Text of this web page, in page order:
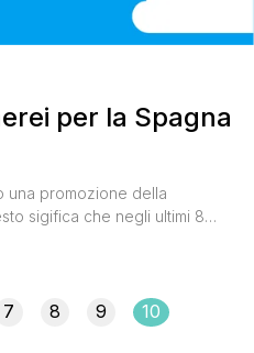
per la Spagna
una promozione della
sigifica che negli ultimi 8
7 8 9 10